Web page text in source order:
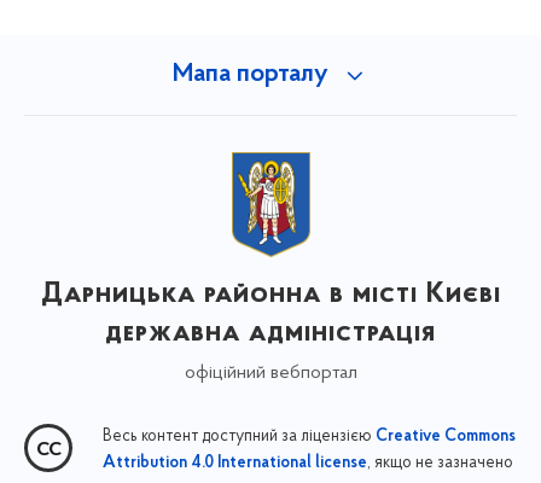
Мапа порталу
Дарницька районна в місті Києві
державна адміністрація
офіційний вебпортал
Весь контент доступний за ліцензією Creative Commons
Attribution 4.0 International license, якщо не зазначено